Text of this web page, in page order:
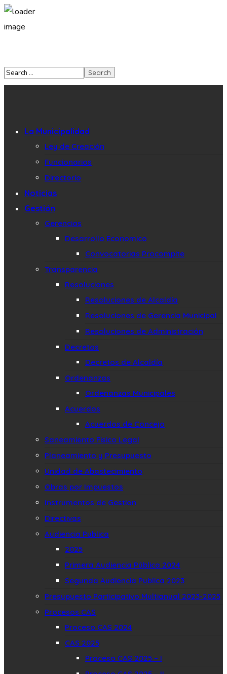
La Municipalidad
Ley de Creación
Funcionarios
Directorio
Noticias
Gestión
Gerencias
Desarrollo Economico
Convocatorias Procompite
Transparencia
Resoluciones
Resoluciones de Alcaldía
Resoluciones de Gerencia Municipal
Resoluciones de Administración
Decretos
Decretos de Alcaldía
Ordenanzas
Ordenanzas Municipales
Acuerdos
Acuerdos de Concejo
Saneamiento Fisico Legal
Planeamiento y Presupuesto
Unidad de Abastecimiento
Obras por Impuestos
Instrumentos de Gestion
Directivas
Audiencia Publica
2025
Primera Audiencia Pública 2024
Segunda Audiencia Publica 2023
Presupuesto Participativo Multianual 2023-2025
Procesos CAS
Proceso CAS 2024
CAS 2025
Proceso CAS 2025 – I